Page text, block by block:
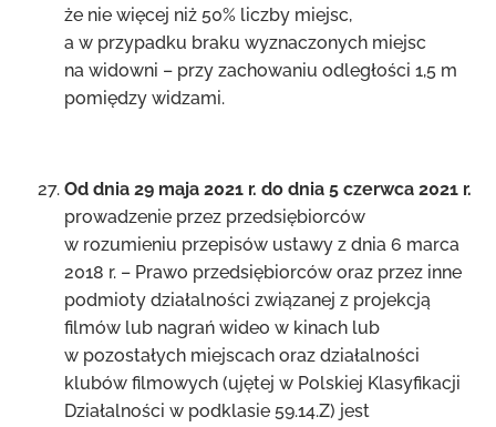
że nie więcej niż 50% liczby miejsc,
a w przypadku braku wyznaczonych miejsc
na widowni – przy zachowaniu odległości 1,5 m
pomiędzy widzami.
Od dnia 29 maja 2021 r. do dnia 5 czerwca 2021 r.
prowadzenie przez przedsiębiorców
w rozumieniu przepisów ustawy z dnia 6 marca
2018 r. – Prawo przedsiębiorców oraz przez inne
podmioty działalności związanej z projekcją
filmów lub nagrań wideo w kinach lub
w pozostałych miejscach oraz działalności
klubów filmowych (ujętej w Polskiej Klasyfikacji
Działalności w podklasie 59.14.Z) jest